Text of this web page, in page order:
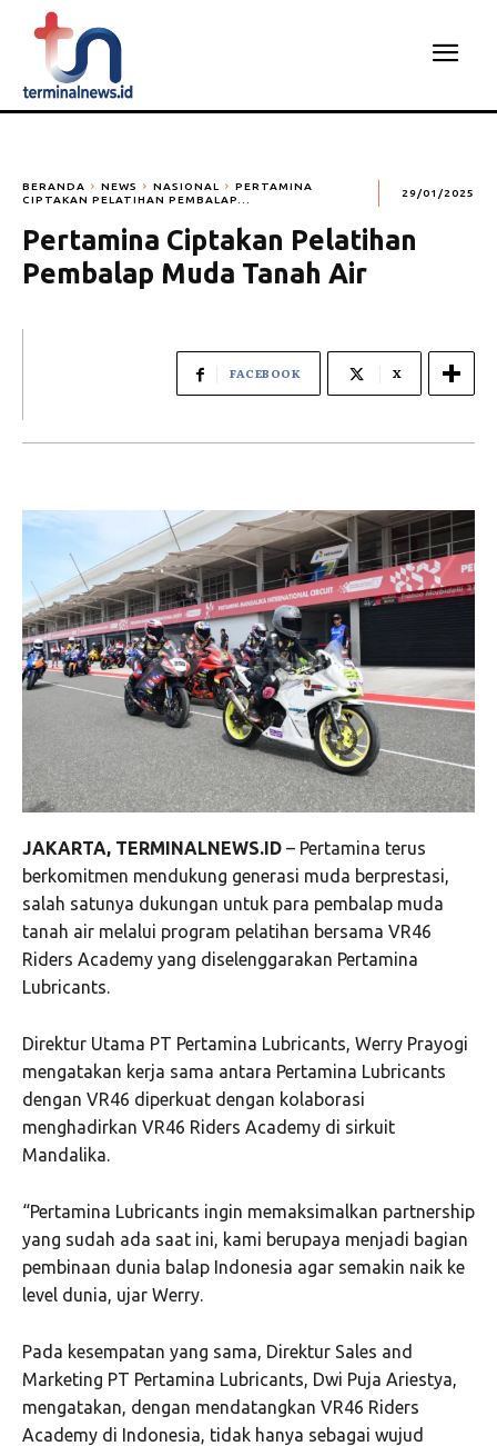
BERANDA NEWS NASIONAL
PERTAMINA
CIPTAKAN PELATIHAN PEMBALAP...
29/01/2025
Pertamina Ciptakan Pelatihan
Pembalap Muda Tanah Air
FACEBOOK X
JAKARTA, TERMINALNEWS.ID – Pertamina terus
berkomitmen mendukung generasi muda berprestasi,
salah satunya dukungan untuk para pembalap muda
tanah air melalui program pelatihan bersama VR46
Riders Academy yang diselenggarakan Pertamina
Lubricants.
Direktur Utama PT Pertamina Lubricants, Werry Prayogi
mengatakan kerja sama antara Pertamina Lubricants
dengan VR46 diperkuat dengan kolaborasi
menghadirkan VR46 Riders Academy di sirkuit
Mandalika.
“Pertamina Lubricants ingin memaksimalkan partnership
yang sudah ada saat ini, kami berupaya menjadi bagian
pembinaan dunia balap Indonesia agar semakin naik ke
level dunia, ujar Werry.
Pada kesempatan yang sama, Direktur Sales and
Marketing PT Pertamina Lubricants, Dwi Puja Ariestya,
mengatakan, dengan mendatangkan VR46 Riders
Academy di Indonesia, tidak hanya sebagai wujud